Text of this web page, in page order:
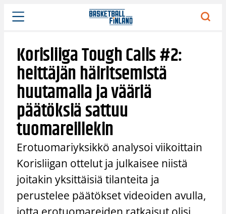
Siirry
sisältöön
Korisliiga Tough Calls #2:
heittäjän häiritsemistä
huutamalla ja vääriä
päätöksiä sattuu
tuomareillekin
Erotuomariyksikkö analysoi viikoittain
Korisliigan ottelut ja julkaisee niistä
joitakin yksittäisiä tilanteita ja
perustelee päätökset videoiden avulla,